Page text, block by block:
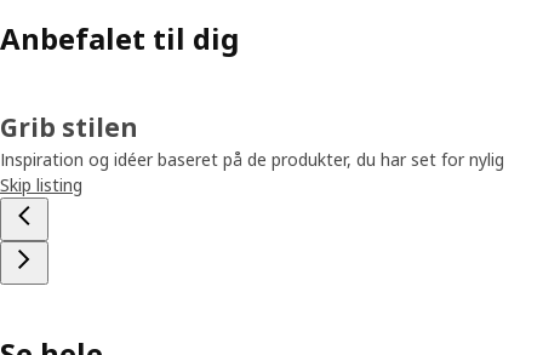
Anbefalet til dig
Grib stilen
Inspiration og idéer baseret på de produkter, du har set for nylig
Skip listing